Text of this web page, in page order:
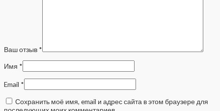
Ваш отзыв *
Имя *
Email *
Сохранить моё имя, email и адрес сайта в этом браузере для